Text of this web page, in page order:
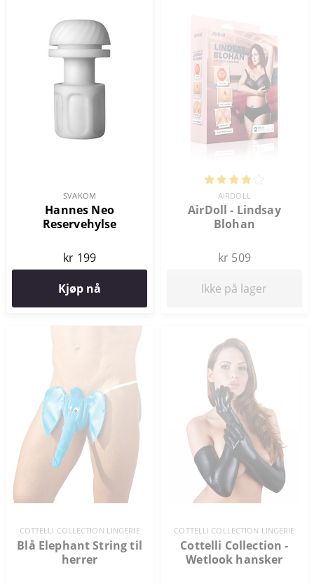
SVAKOM
Hannes Neo
Reservehylse
kr 199
Kjøp nå
AIRDOLL
AirDoll - Lindsay
Blohan
kr 509
Ikke på lager
COTTELLI COLLECTION LINGERIE
Blå Elephant String til
herrer
COTTELLI COLLECTION LINGERIE
Cottelli Collection -
Wetlook hansker